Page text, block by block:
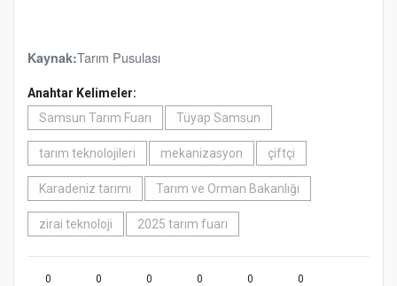
Kaynak:Tarım Pusulası
Anahtar Kelimeler:
Samsun Tarım Fuarı
Tüyap Samsun
tarım teknolojileri mekanizasyon çiftçi
Karadeniz tarımı Tarım ve Orman Bakanlığı
zirai teknoloji 2025 tarım fuarı
0 0 0 0 0 0